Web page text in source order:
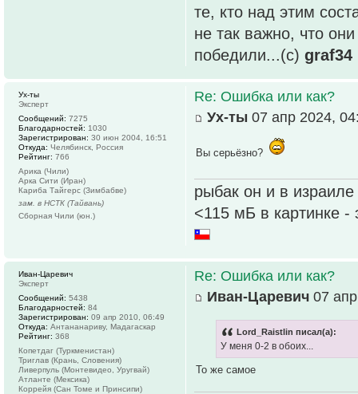
те, кто над этим
не так важно, что
победили...(с) graf34
Re: Ошибка или как?
Ух-ты 07 апр 2024,
Вы серьёзно?
рыбак он и в
<115 мБ в картинке -
Ух-ты
Эксперт
Сообщений: 7275
Благодарностей: 1030
Зарегистрирован: 30 июн 2004, 16:51
Откуда: Челябинск, Россия
Рейтинг: 766
Арика (Чили)
Арка Сити (Иран)
Кариба Тайгерс (Зимбабве)
зам. в НСТК (Тайвань)
Сборная Чили (юн.)
Re: Ошибка или как?
Иван-Царевич 07
Lord_Raistlin писал(а):
У меня 0-2 в обоих...
То же самое
Иван-Царевич
Эксперт
Сообщений: 5438
Благодарностей: 84
Зарегистрирован: 09 апр 2010, 06:49
Откуда: Антананариву, Мадагаскар
Рейтинг: 368
Копетдаг (Туркменистан)
Триглав (Крань, Словения)
Ливерпуль (Монтевидео, Уругвай)
Атланте (Мексика)
Коррейя (Сан Томе и Принсипи)